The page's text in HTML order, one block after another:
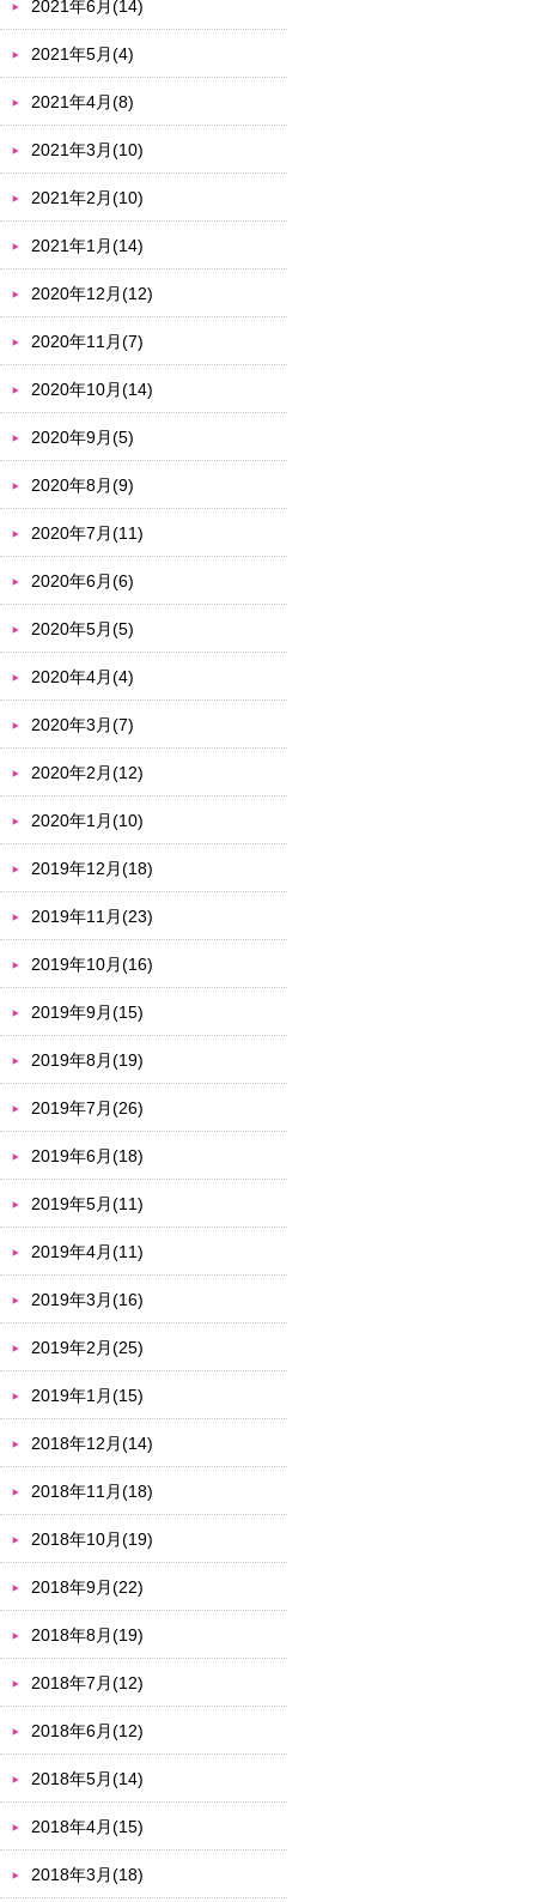
2021年6月(14)
2021年5月(4)
2021年4月(8)
2021年3月(10)
2021年2月(10)
2021年1月(14)
2020年12月(12)
2020年11月(7)
2020年10月(14)
2020年9月(5)
2020年8月(9)
2020年7月(11)
2020年6月(6)
2020年5月(5)
2020年4月(4)
2020年3月(7)
2020年2月(12)
2020年1月(10)
2019年12月(18)
2019年11月(23)
2019年10月(16)
2019年9月(15)
2019年8月(19)
2019年7月(26)
2019年6月(18)
2019年5月(11)
2019年4月(11)
2019年3月(16)
2019年2月(25)
2019年1月(15)
2018年12月(14)
2018年11月(18)
2018年10月(19)
2018年9月(22)
2018年8月(19)
2018年7月(12)
2018年6月(12)
2018年5月(14)
2018年4月(15)
2018年3月(18)